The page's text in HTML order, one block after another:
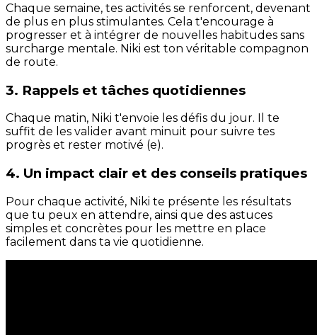
Chaque semaine, tes activités se renforcent, devenant
de plus en plus stimulantes. Cela t'encourage à
progresser et à intégrer de nouvelles habitudes sans
surcharge mentale. Niki est ton véritable compagnon
de route.
3. Rappels et tâches quotidiennes
Chaque matin, Niki t'envoie les défis du jour. Il te
suffit de les valider avant minuit pour suivre tes
progrès et rester motivé (e).
4. Un impact clair et des conseils pratiques
Pour chaque activité, Niki te présente les résultats
que tu peux en attendre, ainsi que des astuces
simples et concrètes pour les mettre en place
facilement dans ta vie quotidienne.